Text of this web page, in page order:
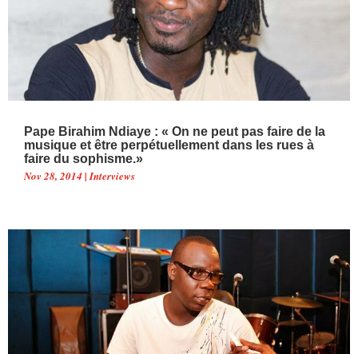
Pape Birahim Ndiaye : « On ne peut pas faire de la
musique et être perpétuellement dans les rues à
faire du sophisme.»
Nov 28, 2014|Interviews